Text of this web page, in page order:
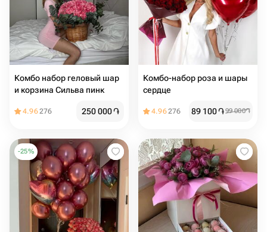
Комбо набор геловый шар
и корзина Сильва пинк
4.96276 250 000֏
Комбо-набор роза и шары
сердце
4.96276 89 100֏99 000֏
-25%